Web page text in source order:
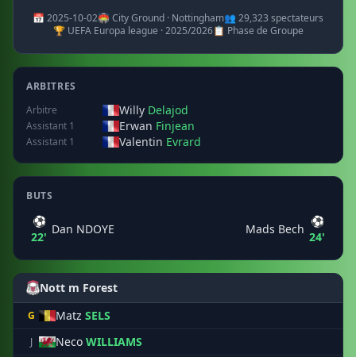
📅 2025-10-02🏟️ City Ground · Nottingham👥 29,323 spectateurs
🏆 UEFA Europa league · 2025/2026📋 Phase de Groupe
ARBITRES
Arbitre
Willy Delajod
Assistant 1 Erwan Finjean
Assistant 1 Valentin Evrard
BUTS
⚽
22'
Dan NDOYE Mads Bech
⚽
24'
Nott m Forest
G Matz SELS
J Neco WILLIAMS